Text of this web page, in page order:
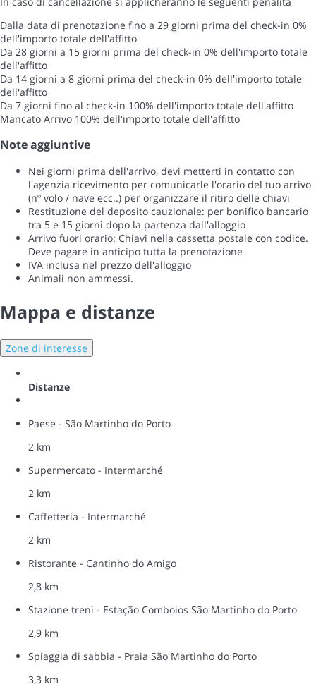
Dalla data di prenotazione fino a 29 giorni prima del check-in 0%
dell'importo totale dell'affitto
Da 28 giorni a 15 giorni prima del check-in 0% dell'importo totale
dell'affitto
Da 14 giorni a 8 giorni prima del check-in 0% dell'importo totale
dell'affitto
Da 7 giorni fino al check-in 100% dell'importo totale dell'affitto
Mancato Arrivo 100% dell'importo totale dell'affitto
Note aggiuntive
Nei giorni prima dell'arrivo, devi metterti in contatto con
l'agenzia ricevimento per comunicarle l'orario del tuo arrivo
(nº volo / nave ecc..) per organizzare il ritiro delle chiavi
Restituzione del deposito cauzionale: per bonifico bancario
tra 5 e 15 giorni dopo la partenza dall'alloggio
Arrivo fuori orario: Chiavi nella cassetta postale con codice.
Deve pagare in anticipo tutta la prenotazione
IVA inclusa nel prezzo dell'alloggio
Animali non ammessi.
Mappa e distanze
Zone di interesse
Distanze
Paese - São Martinho do Porto
2 km
Supermercato - Intermarché
2 km
Caffetteria - Intermarché
2 km
Ristorante - Cantinho do Amigo
2,8 km
Stazione treni - Estação Comboios São Martinho do Porto
2,9 km
Spiaggia di sabbia - Praia São Martinho do Porto
3,3 km